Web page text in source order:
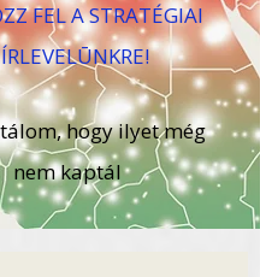
FEL A STRATÉGIAI
hogy ilyet még
nem kaptál